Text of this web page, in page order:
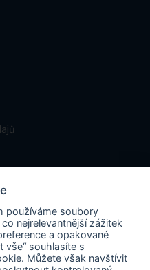
N&N.
Matosoft.
používáme soubory
nejrelevantnější zážitek
a opakované
vše“ souhlasíte s
Můžete však navštívit